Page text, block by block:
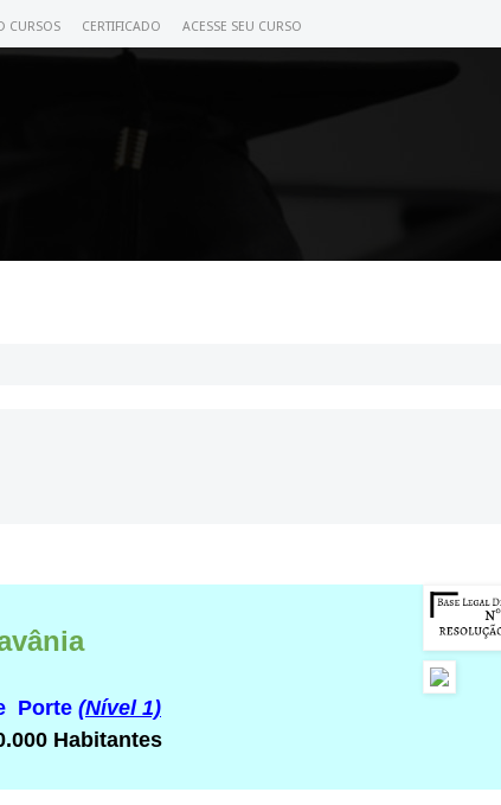
CURSOS CERTIFICADO ACESSE SEU CURSO
Porte (Nível 1)
Habitantes